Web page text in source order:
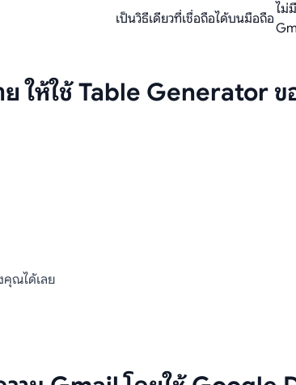
เป็นวิธีเดียวที่เชื่อถือได้บนมือถือ
ไม่
ให้ใช้ Table Generator ขอ
คุณได้เลย